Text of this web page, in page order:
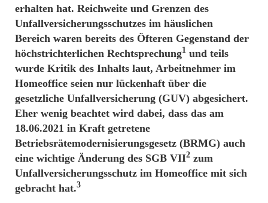
erhalten hat. Reichweite und Grenzen des
Unfallversicherungsschutzes im häuslichen
Bereich waren bereits des Öfteren Gegenstand der
höchstrichterlichen Rechtsprechung1 und teils
wurde Kritik des Inhalts laut, Arbeitnehmer im
Homeoffice seien nur lückenhaft über die
gesetzliche Unfallversicherung (GUV) abgesichert.
Eher wenig beachtet wird dabei, dass das am
18.06.2021 in Kraft getretene
Betriebsrätemodernisierungsgesetz (BRMG) auch
eine wichtige Änderung des SGB VII2 zum
Unfallversicherungsschutz im Homeoffice mit sich
gebracht hat.3